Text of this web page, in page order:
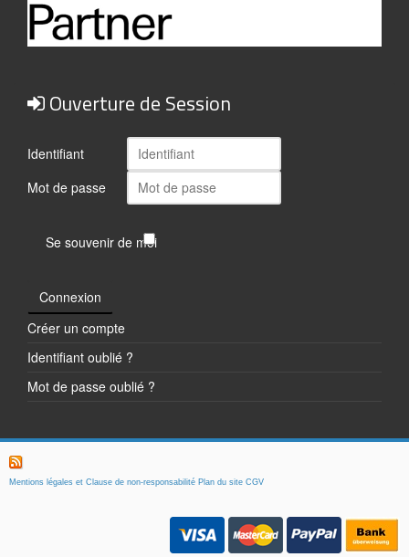
Ouverture de Session
Identifiant
Mot de passe
Se souvenir de moi
Connexion
Créer un compte
Identifiant oublié ?
Mot de passe oublié ?
Mentions légales et Clause de non-responsabilité Plan du site CGV